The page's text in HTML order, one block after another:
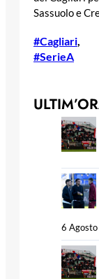
Sassuolo e
#Cagliari
#SerieA
6